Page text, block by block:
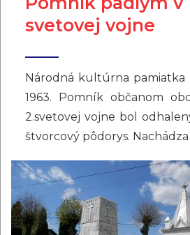
svetovej vojne
Národná kultúrna pamiatka
1963. Pomník občanom
2.svetovej vojne bol
štvorcový pôdorys. Nachádza